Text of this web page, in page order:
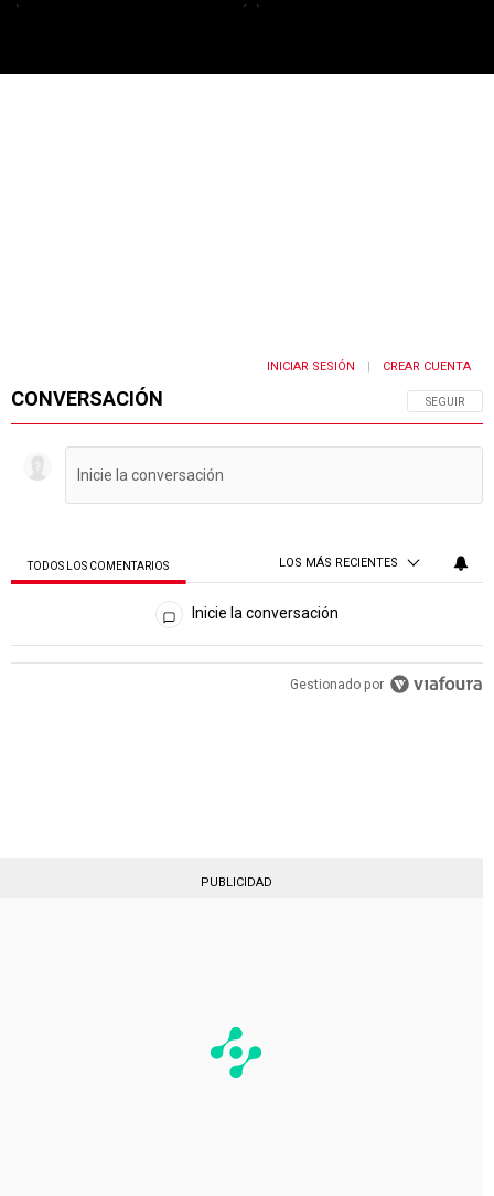
CONVERSACIÓN SIGA ESTA
SEGUIR
INICIAR SESIÓN CREAR CUENTA
TODOS LOS COMENTARIOS LOS MÁS RECIENTES
Todos los comentarios
Inicie la conversación
PUBLICIDAD